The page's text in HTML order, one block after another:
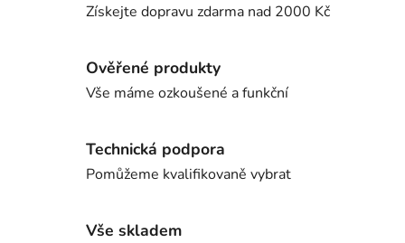
Získejte dopravu zdarma nad 2000 Kč
Ověřené produkty
Vše máme ozkoušené a funkční
Technická podpora
Pomůžeme kvalifikovaně vybrat
Vše skladem